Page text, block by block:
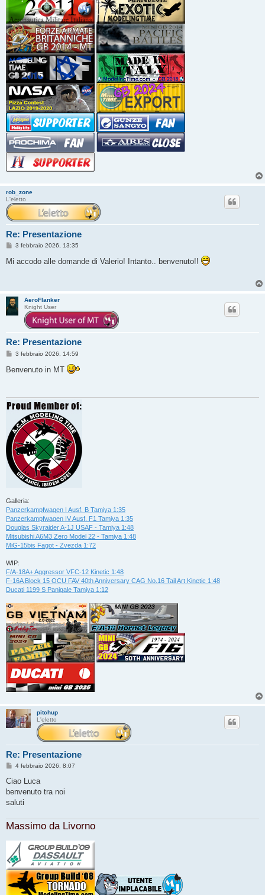
rob_zone
L'eletto
Re: Presentazione
M
s
o
3 febbraio 2026, 13:35
Mi accodo alle domande di Valerio! Intanto.. benvenuto!!
AeroFlanker
Knight User
Re: Presentazione
M
s
s
i
o
3 febbraio 2026, 14:59
Benvenuto in MT
Galleria:
Panzerkampfwagen I Ausf. B Tamiya 1:35
Panzerkampfwagen IV Ausf. F1 Tamiya 1:35
Douglas Skyraider A-1J USAF - Tamiya 1:48
Mitsubishi A6M3 Zero Model 22 - Tamiya 1:48
MiG-15bis Fagot - Zvezda 1:72
WIP:
F/A-18A+ Aggressor VFC-12 Kinetic 1:48
F-16A Block 15 OCU FAV 40th Anniversary CAG No.16 Tail Art Kinetic 1:48
Ducati 1199 S Panigale Tamiya 1:12
pitchup
L'eletto
Re: Presentazione
M
s
a
g
o
4 febbraio 2026, 8:07
Ciao Luca
benvenuto tra noi
saluti
Massimo da Livorno